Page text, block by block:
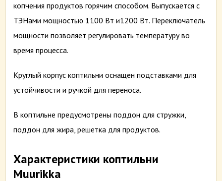
копчения продуктов горячим способом. Выпускается с
ТЭНами мощностью 1100 Вт и1200 Вт. Переключатель
мощности позволяет регулировать температуру во
время процесса.
Круглый корпус коптильни оснащен подставками для
устойчивости и ручкой для переноса.
В коптильне предусмотрены поддон для стружки,
поддон для жира, решетка для продуктов.
Характеристики коптильни
Muurikka